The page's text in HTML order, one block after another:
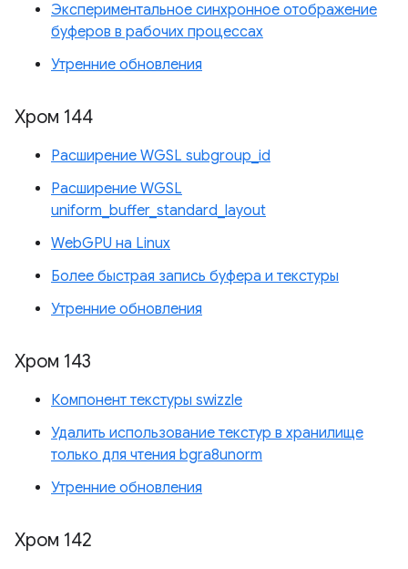
Экспериментальное синхронное отображение
буферов в рабочих процессах
Утренние обновления
Хром 144
Расширение WGSL subgroup_id
Расширение WGSL
uniform_buffer_standard_layout
WebGPU на Linux
Более быстрая запись буфера и текстуры
Утренние обновления
Хром 143
Компонент текстуры swizzle
Удалить использование текстур в хранилище
только для чтения bgra8unorm
Утренние обновления
Хром 142